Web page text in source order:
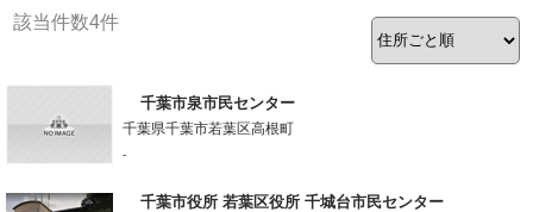
該当件数4件
千葉市泉市民センター
千葉県千葉市若葉区高根町
-
千葉市役所 若葉区役所 千城台市民センター